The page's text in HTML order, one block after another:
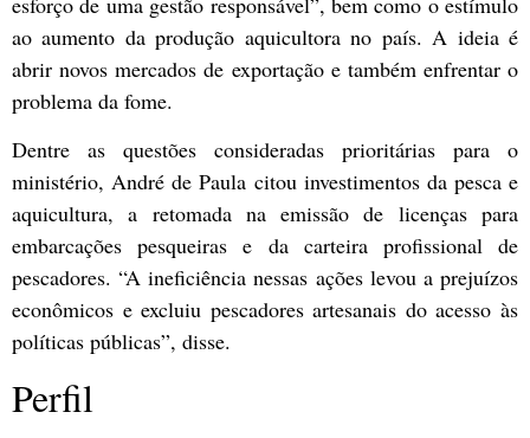
ao aumento da produção aquicultora no país. A ideia é
abrir novos mercados de exportação e também enfrentar o
problema da fome.
Dentre as questões consideradas prioritárias para o
ministério, André de Paula citou investimentos da pesca e
aquicultura, a retomada na emissão de licenças para
embarcações pesqueiras e da carteira profissional de
pescadores. “A ineficiência nessas ações levou a prejuízos
econômicos e excluiu pescadores artesanais do acesso às
políticas públicas”, disse.
Perfil